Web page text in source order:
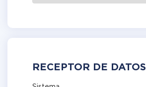
RECEPTOR DE DATOS